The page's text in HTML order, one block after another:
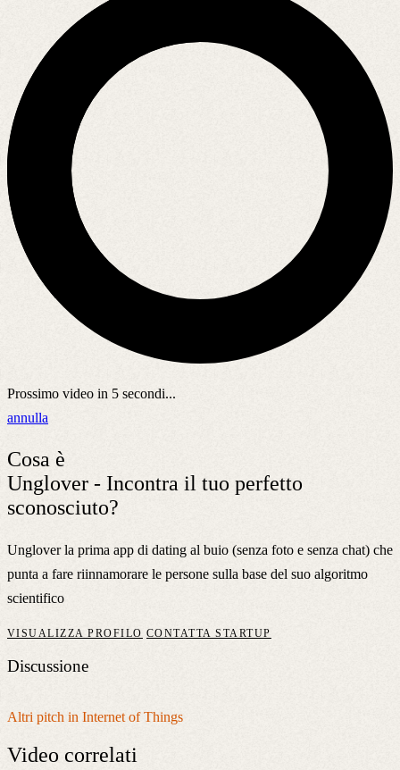
Prossimo video in 5 secondi...
annulla
Cosa è
Unglover - Incontra il tuo perfetto
sconosciuto?
Unglover la prima app di dating al buio (senza foto e senza chat) che
punta a fare riinnamorare le persone sulla base del suo algoritmo
scientifico
VISUALIZZA PROFILO CONTATTA STARTUP
Discussione
Altri pitch in Internet of Things
Video correlati